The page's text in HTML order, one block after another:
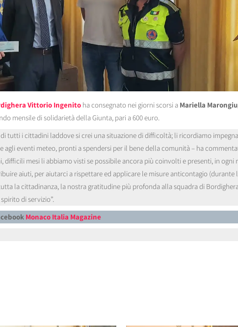
Vittorio Ingenitoha consegnato nei giorni scorsi a Mariella Marongiu
mensile di solidarietà della Giunta, pari a 600 euro.
tutti i cittadini laddove si crei una situazione di difficoltà; li ricordiamo
agli eventi meteo, pronti a spendersi per il bene della comunità – ha
difficili mesi li abbiamo visti se possibile ancora più coinvolti e presenti, in ogni
aiuti, per aiutarci a rispettare ed applicare le misure anticontagio (durante
la cittadinanza, la nostra gratitudine più profonda alla squadra di
di servizio”.
Monaco Italia Magazine